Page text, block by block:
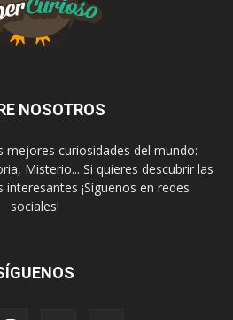
NOSOTROS
mejores curiosidades del mundo:
Misterio... Si quieres descubrir las
¡Síguenos en redes
sociales!